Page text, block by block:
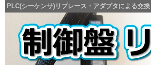
PLC(シーケンサ)リプレース・アダプタによる交